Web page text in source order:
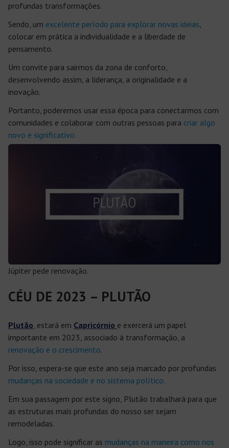
profundas transformações.
Sendo, um excelente período para explorar novas ideias,
colocar em prática a individualidade e a liberdade de
pensamento.
Um convite para sairmos da zona de conforto,
desenvolvendo assim, a liderança, a originalidade e a
inovação.
Portanto, poderemos usar essa época para conectarmos com
comunidades e colaborar com outras pessoas para criar algo
novo e significativo.
Júpiter pede renovação.
CÉU DE 2023 – PLUTÃO
Plutão , estará em Capricórnio e exercerá um papel
importante em 2023, associado à transformação, a
renovação e o crescimento.
Por isso, espera-se que este ano seja marcado por profundas
mudanças na sociedade e no sistema político.
Em sua passagem por este signo, Plutão trabalhará para que
as estruturas mais profundas do nosso ser sejam
remodeladas.
Logo, isso pode significar as mudanças na maneira como nos